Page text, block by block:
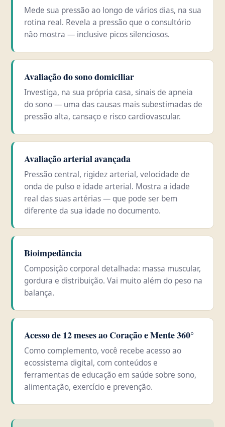
Mede sua pressão ao longo de vários dias, na sua
rotina real. Revela a pressão que o consultório
não mostra — inclusive picos silenciosos.
Avaliação do sono domiciliar
Investiga, na sua própria casa, sinais de apneia
do sono — uma das causas mais subestimadas de
pressão alta, cansaço e risco cardiovascular.
Avaliação arterial avançada
Pressão central, rigidez arterial, velocidade de
onda de pulso e idade arterial. Mostra a idade
real das suas artérias — que pode ser bem
diferente da sua idade no documento.
Bioimpedância
Composição corporal detalhada: massa muscular,
gordura e distribuição. Vai muito além do peso na
balança.
Acesso de 12 meses ao Coração e Mente 360°
Como complemento, você recebe acesso ao
ecossistema digital, com conteúdos e
ferramentas de educação em saúde sobre sono,
alimentação, exercício e prevenção.